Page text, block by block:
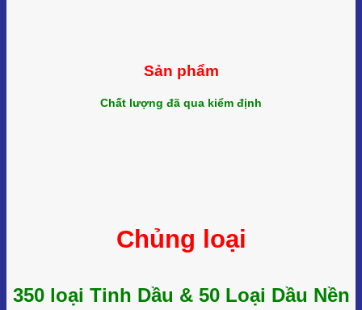
Sản phẩm
Chất lượng đã qua kiểm định
Chủng loại
350 loại Tinh Dầu & 50 Loại Dầu Nền